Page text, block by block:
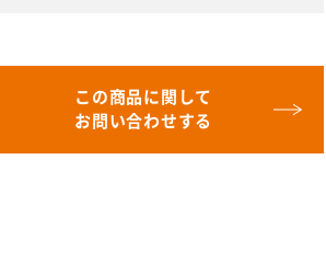
この商品に関して
お問い合わせする